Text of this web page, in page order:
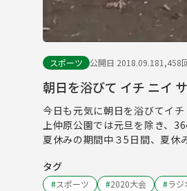
スポーツ 公開日 2018.09.181,458
朝日を浴びて イチ ニイ
今日も元気に朝日を浴びてイ
上仲原公園では元旦を除き、
夏休みの期間中３5日間、夏休
タグ
#スポーツ #2020大会 #ラジ